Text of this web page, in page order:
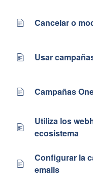
Cancelar o
Usar
Campañas
Utiliza los
ecosistema
Configurar la
emails